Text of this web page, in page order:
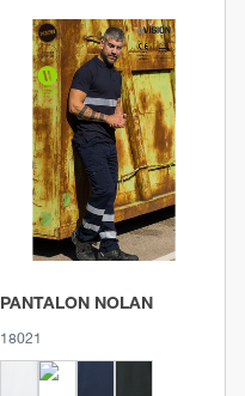
Ver producto
PANTALON NOLAN
18021